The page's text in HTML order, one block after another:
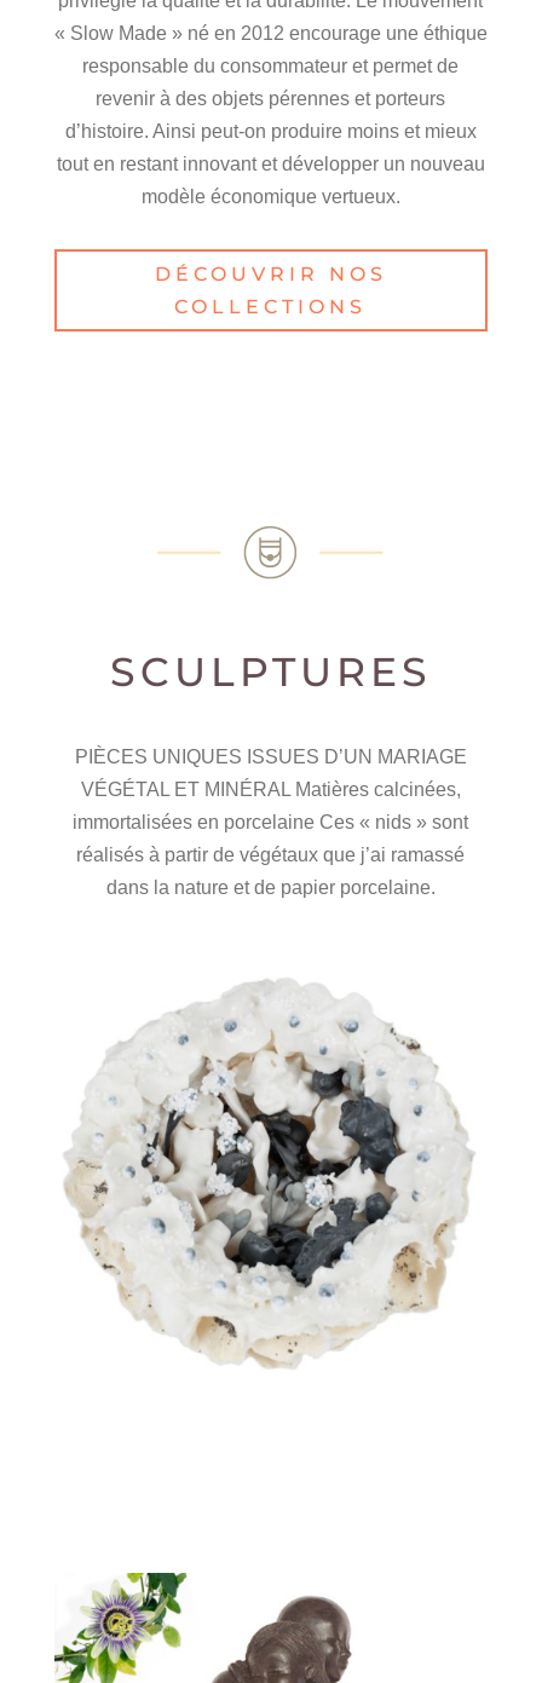
« Slow Made » né en 2012 encourage une éthique
responsable du consommateur et permet de
revenir à des objets pérennes et porteurs
d’histoire. Ainsi peut-on produire moins et mieux
tout en restant innovant et développer un nouveau
modèle économique vertueux.
DÉCOUVRIR NOS
COLLECTIONS
SCULPTURES
PIÈCES UNIQUES ISSUES D’UN MARIAGE
VÉGÉTAL ET MINÉRAL Matières calcinées,
immortalisées en porcelaine Ces « nids » sont
réalisés à partir de végétaux que j’ai ramassé
dans la nature et de papier porcelaine.